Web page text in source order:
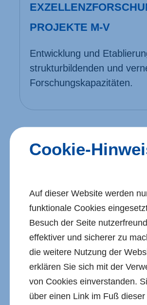
Cookie-
Auf dieser Website werden
funktionale Cookies
Besuch der Seite
effektiver und sicherer zu
die weitere Nutzung der
erklären Sie sich mit der
von Cookies einverstanden.
über einen Link im Fuß
PROJEKTE M‑V
Entwicklung und
struktur­bildenden und
Forschungs­kapazitäten.
GRW -